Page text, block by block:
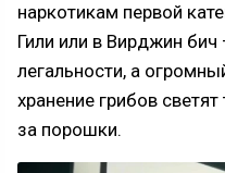
наркотикам первой
Гили или в Вирджин бич
легальности, а
хранение грибов
за порошки.